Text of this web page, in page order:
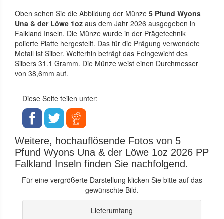
Oben sehen Sie die Abbildung der Münze 5 Pfund Wyons
Una & der Löwe 1oz aus dem Jahr 2026 ausgegeben in
Falkland Inseln. Die Münze wurde in der Prägetechnik
polierte Platte hergestellt. Das für die Prägung verwendete
Metall ist Silber. Weiterhin beträgt das Feingewicht des
Silbers 31.1 Gramm. Die Münze weist einen Durchmesser
von 38,6mm auf.
Diese Seite teilen unter:
Weitere, hochauflösende Fotos von 5
Pfund Wyons Una & der Löwe 1oz 2026 PP
Falkland Inseln finden Sie nachfolgend.
Für eine vergrößerte Darstellung klicken Sie bitte auf das
gewünschte Bild.
Lieferumfang